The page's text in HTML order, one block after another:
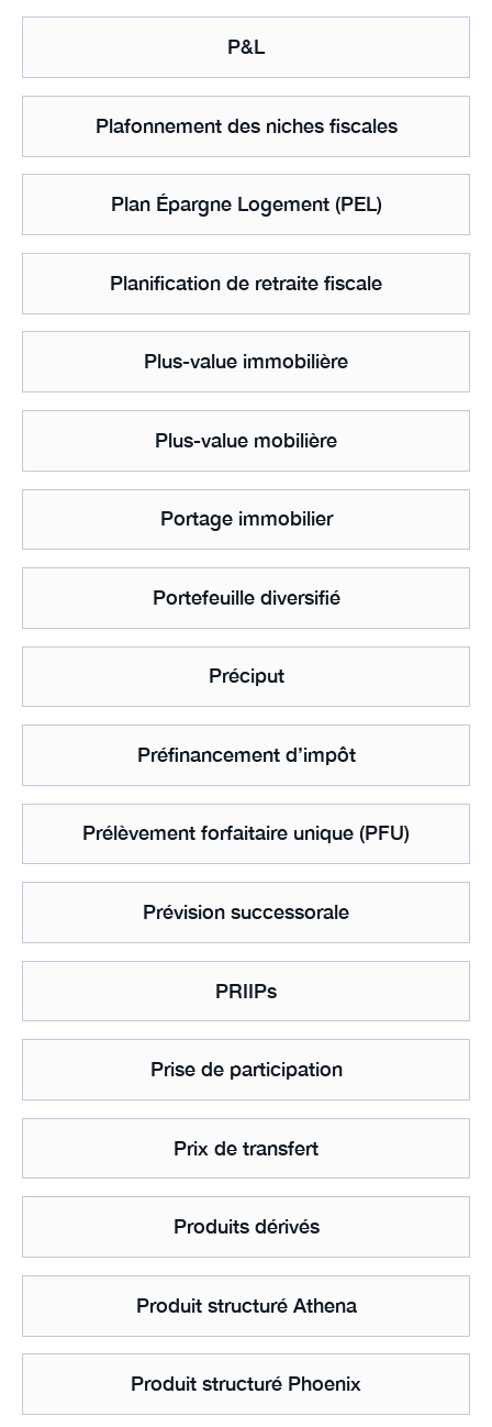
P&L
Plafonnement des niches fiscales
Plan Épargne Logement (PEL)
Planification de retraite fiscale
Plus-value immobilière
Plus-value mobilière
Portage immobilier
Portefeuille diversifié
Préciput
Préfinancement d’impôt
Prélèvement forfaitaire unique (PFU)
Prévision successorale
PRIIPs
Prise de participation
Prix de transfert
Produits dérivés
Produit structuré Athena
Produit structuré Phoenix